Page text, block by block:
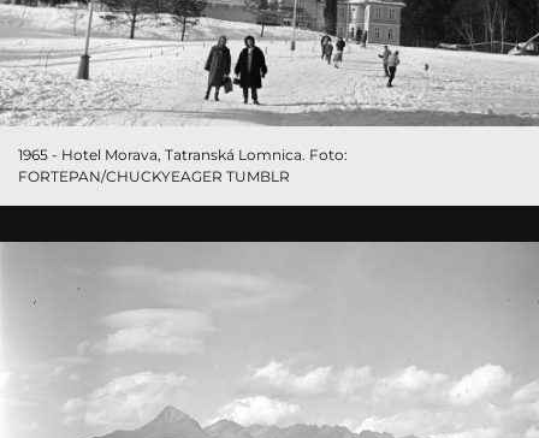
1965 - Hotel Morava, Tatranská Lomnica. Foto:
FORTEPAN/CHUCKYEAGER TUMBLR